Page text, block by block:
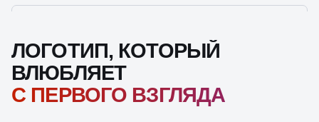
ЛОГОТИП, КОТОРЫЙ
ВЛЮБЛЯЕТ
С ПЕРВОГО ВЗГЛЯДА